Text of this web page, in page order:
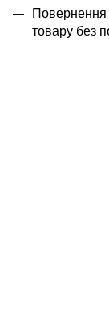
Повернення
товару без